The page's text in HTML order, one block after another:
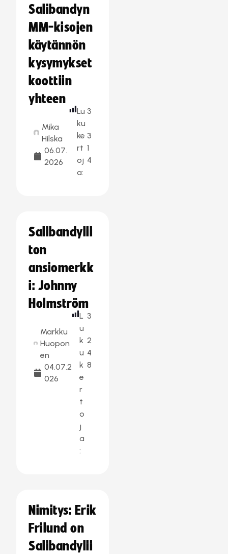
Salibandyn
MM-kisojen
käytännön
kysymykset
koottiin
yhteen
Mika
Hilska
06.07.
2026
Lu
ku
ke
rt
oj
a:
3
3
1
4
Salibandylii
ton
ansiomerkk
i: Johnny
Holmström
Markku
Huopon
en
04.07.2
026
L
u
k
u
k
e
r
t
o
j
a
:
3
2
4
8
Nimitys: Erik
Frilund on
Salibandylii